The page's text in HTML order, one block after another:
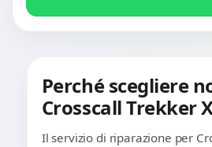
Perché scegliere
Crosscall Trekker
Il servizio di riparazione per